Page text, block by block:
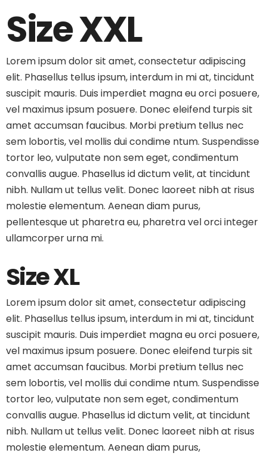
Size XXL
Lorem ipsum dolor sit amet, consectetur adipiscing
elit. Phasellus tellus ipsum, interdum in mi at, tincidunt
suscipit mauris. Duis imperdiet magna eu orci posuere,
vel maximus ipsum posuere. Donec eleifend turpis sit
amet accumsan faucibus. Morbi pretium tellus nec
sem lobortis, vel mollis dui condime ntum. Suspendisse
tortor leo, vulputate non sem eget, condimentum
convallis augue. Phasellus id dictum velit, at tincidunt
nibh. Nullam ut tellus velit. Donec laoreet nibh at risus
molestie elementum. Aenean diam purus,
pellentesque ut pharetra eu, pharetra vel orci integer
ullamcorper urna mi.
Size XL
Lorem ipsum dolor sit amet, consectetur adipiscing
elit. Phasellus tellus ipsum, interdum in mi at, tincidunt
suscipit mauris. Duis imperdiet magna eu orci posuere,
vel maximus ipsum posuere. Donec eleifend turpis sit
amet accumsan faucibus. Morbi pretium tellus nec
sem lobortis, vel mollis dui condime ntum. Suspendisse
tortor leo, vulputate non sem eget, condimentum
convallis augue. Phasellus id dictum velit, at tincidunt
nibh. Nullam ut tellus velit. Donec laoreet nibh at risus
molestie elementum. Aenean diam purus,